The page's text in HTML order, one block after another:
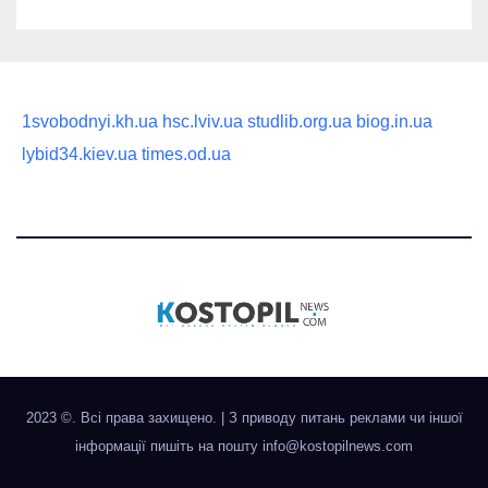
1svobodnyi.kh.ua hsc.lviv.ua studlib.org.ua biog.in.ua
lybid34.kiev.ua times.od.ua
2023 ©. Всі права захищено.
З приводу питань реклами чи іншої
інформації пишіть на пошту info@kostopilnews.com